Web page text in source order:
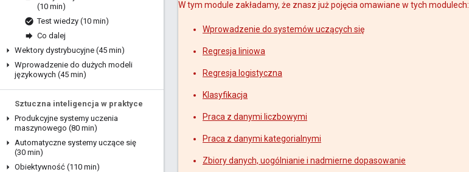
(10 min)
Test wiedzy (10 min)
Co dalej
Wektory dystrybucyjne (45 min)
Wprowadzenie do dużych modeli
językowych (45 min)
Sztuczna inteligencja w praktyce
Produkcyjne systemy uczenia
maszynowego (80 min)
Automatyczne systemy uczące się
(30 min)
Obiektywność (110 min)
W tym module zakładamy, że znasz już pojęcia omawiane w tych modulech:
Wprowadzenie do systemów uczących się
Regresja liniowa
Regresja logistyczna
Klasyfikacja
Praca z danymi liczbowymi
Praca z danymi kategorialnymi
Zbiory danych, uogólnianie i nadmierne dopasowanie